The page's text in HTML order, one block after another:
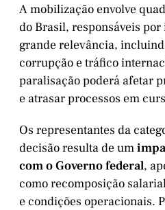
A mobilização envolve
do Brasil, responsáveis por
grande relevância,
corrupção e tráfico
paralisação poderá afetar
e atrasar processos em
Os representantes da
decisão resulta de um
com o Governo federal,
como recomposição
e condições operacionais.